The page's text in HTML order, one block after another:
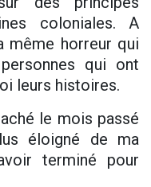
coloniales. A
même horreur qui
qui ont
leurs histoires.
le mois passé
éloigné de ma
terminé pour